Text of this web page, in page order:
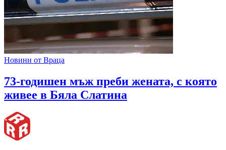
Новини от Враца
73-годишен мъж преби жената, с която
живее в Бяла Слатина